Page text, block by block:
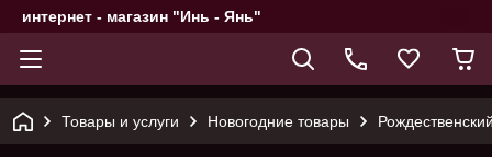
интернет - магазин "Инь - Янь"
Товары и услуги Новогодние товары